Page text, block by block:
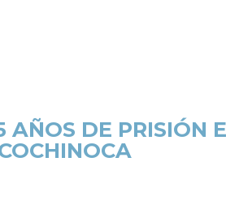
AÑOS DE PRISIÓN